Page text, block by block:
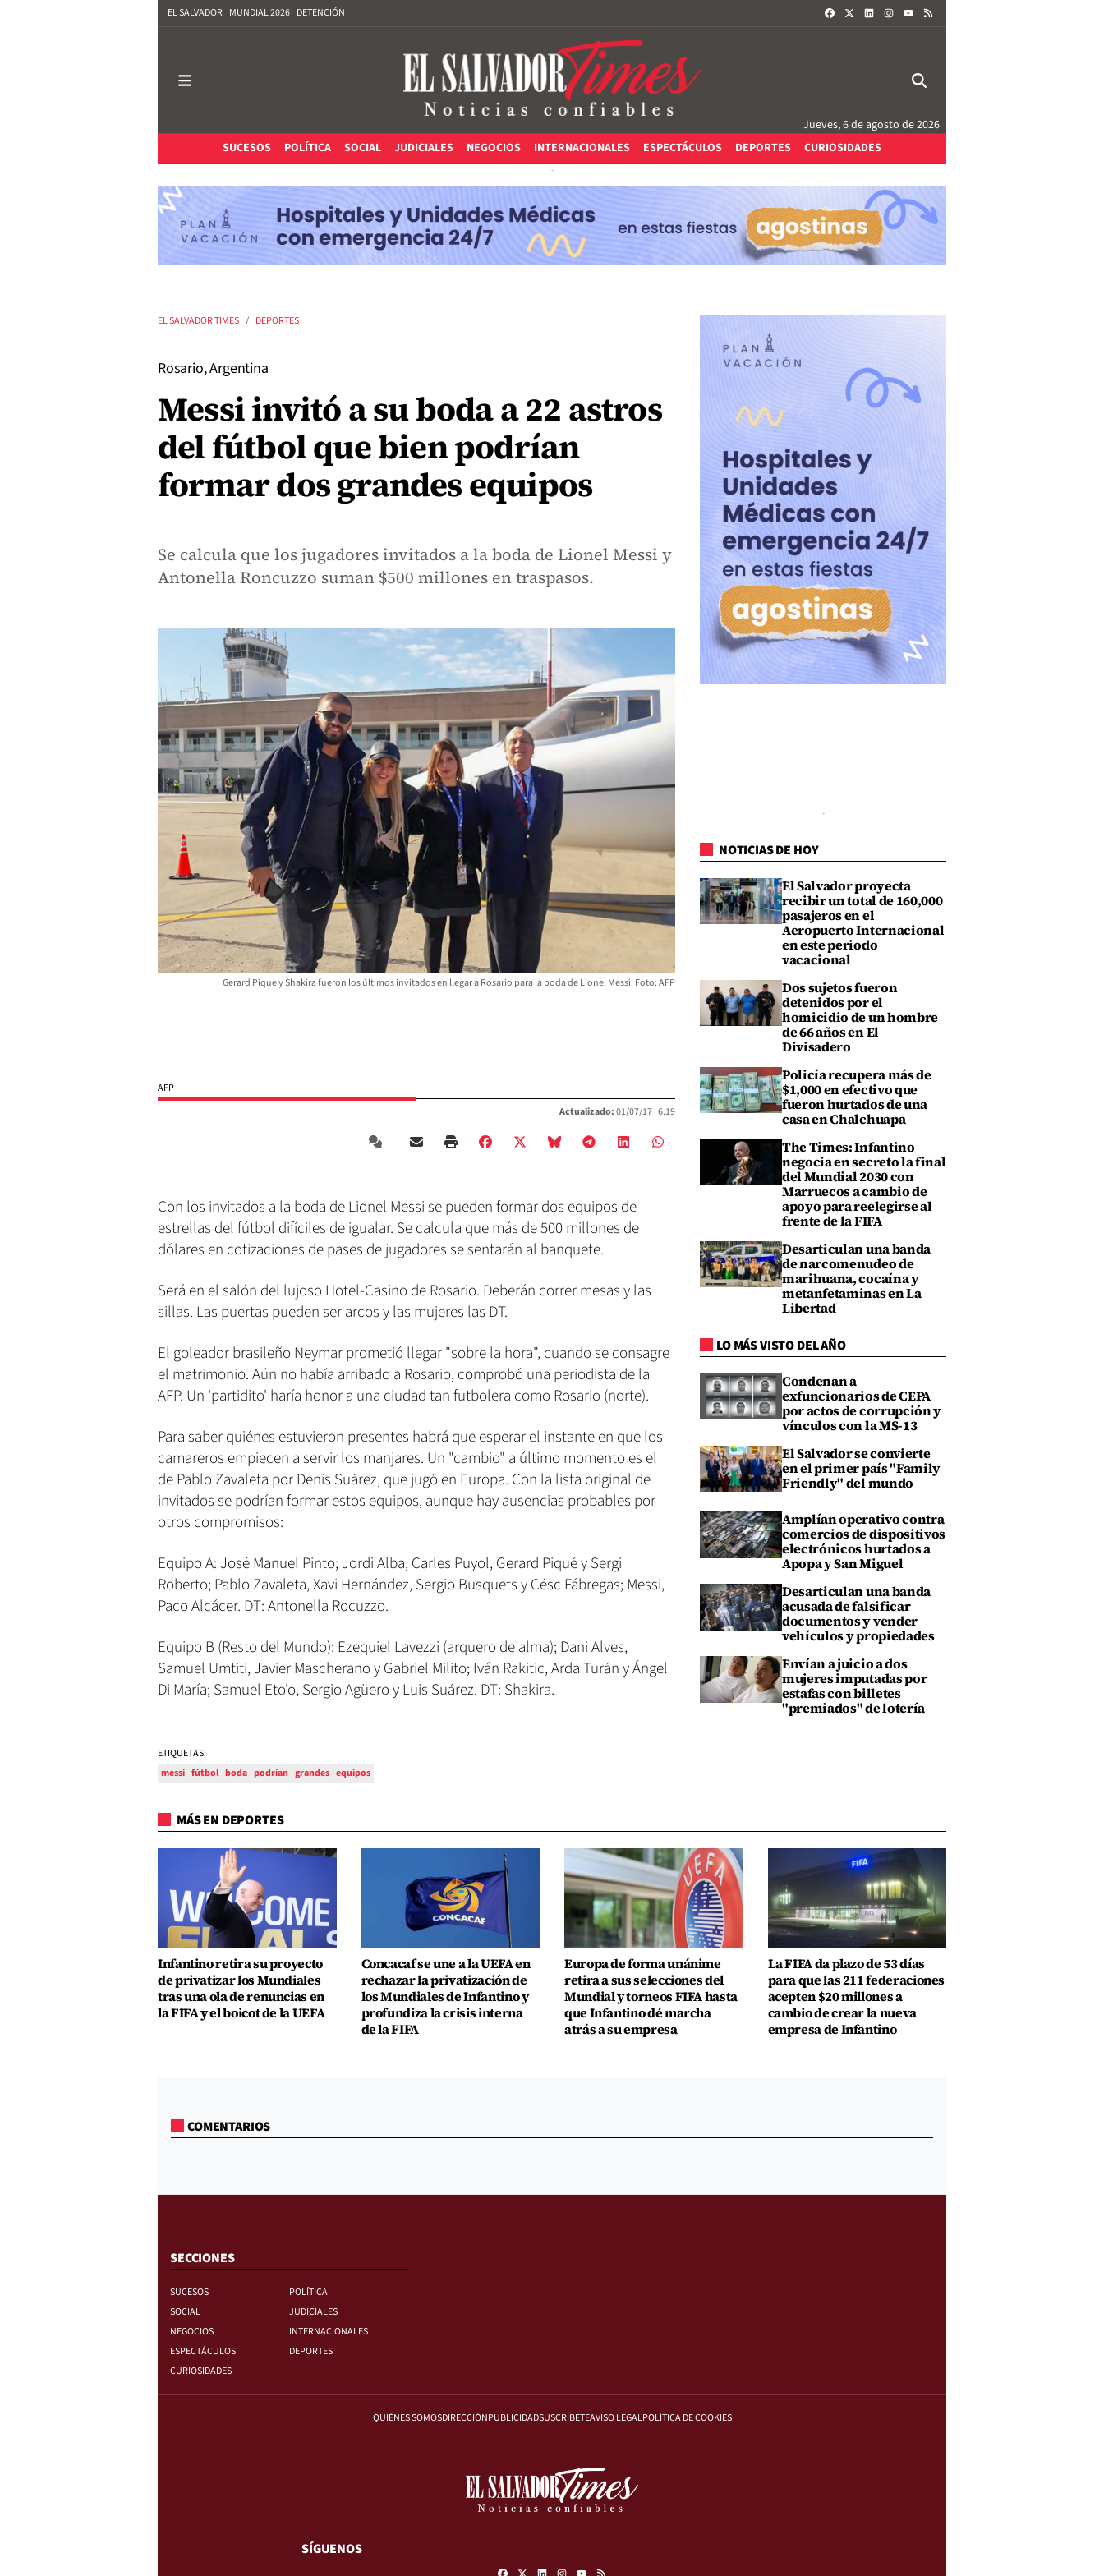
EL SALVADOR MUNDIAL 2026 DETENCIÓN FACEBOOKLINKEDININSTAGRAM
Jueves, 6 de agosto de 2026
SUCESOS
POLÍTICA SOCIAL JUDICIALES NEGOCIOS INTERNACIONALES ESPECTÁCULOS DEPORTES CURIOSIDADES
EL SALVADOR TIMES DEPORTES
Rosario, Argentina
Messi invitó a su boda a 22 astros
del fútbol que bien podrían
formar dos grandes equipos
Se calcula que los jugadores invitados a la boda de Lionel Messi y
Antonella Roncuzzo suman $500 millones en traspasos.
Gerard Pique y Shakira fueron los últimos invitados en llegar a Rosario para la boda de Lionel Messi. Foto: AFP
AFP
Actualizado:01/07/17 |6:19
Con los invitados a la boda de Lionel Messi se pueden formar dos equipos de
estrellas del fútbol difíciles de igualar. Se calcula que más de 500 millones de
dólares en cotizaciones de pases de jugadores se sentarán al banquete.
Será en el salón del lujoso Hotel-Casino de Rosario. Deberán correr mesas y las
sillas. Las puertas pueden ser arcos y las mujeres las DT.
El goleador brasileño Neymar prometió llegar "sobre la hora", cuando se consagre
el matrimonio. Aún no había arribado a Rosario, comprobó una periodista de la
AFP. Un 'partidito' haría honor a una ciudad tan futbolera como Rosario (norte).
Para saber quiénes estuvieron presentes habrá que esperar el instante en que los
camareros empiecen a servir los manjares. Un "cambio" a último momento es el
de Pablo Zavaleta por Denis Suárez, que jugó en Europa. Con la lista original de
invitados se podrían formar estos equipos, aunque hay ausencias probables por
otros compromisos:
Equipo A: José Manuel Pinto; Jordi Alba, Carles Puyol, Gerard Piqué y Sergi
Roberto; Pablo Zavaleta, Xavi Hernández, Sergio Busquets y Césc Fábregas; Messi,
Paco Alcácer. DT: Antonella Rocuzzo.
Equipo B (Resto del Mundo): Ezequiel Lavezzi (arquero de alma); Dani Alves,
Samuel Umtiti, Javier Mascherano y Gabriel Milito; Iván Rakitic, Arda Turán y Ángel
Di María; Samuel Eto'o, Sergio Agüero y Luis Suárez. DT: Shakira.
ETIQUETAS:
messi fútbol boda podrían grandes equipos
NOTICIAS DE HOY
El Salvador proyecta
recibir un total de 160,000
pasajeros en el
Aeropuerto Internacional
en este periodo
vacacional
Dos sujetos fueron
detenidos por el
homicidio de un hombre
de 66 años en El
Divisadero
Policía recupera más de
$1,000 en efectivo que
fueron hurtados de una
casa en Chalchuapa
The Times: Infantino
negocia en secreto la final
del Mundial 2030 con
Marruecos a cambio de
apoyo para reelegirse al
frente de la FIFA
Desarticulan una banda
de narcomenudeo de
marihuana, cocaína y
metanfetaminas en La
Libertad
LO MÁS VISTO DEL AÑO
Condenan a
exfuncionarios de CEPA
por actos de corrupción y
vínculos con la MS-13
El Salvador se convierte
en el primer país "Family
Friendly" del mundo
Amplían operativo contra
comercios de dispositivos
electrónicos hurtados a
Apopa y San Miguel
Desarticulan una banda
acusada de falsificar
documentos y vender
vehículos y propiedades
Envían a juicio a dos
mujeres imputadas por
estafas con billetes
"premiados" de lotería
MÁS EN DEPORTES
Infantino retira su proyecto
de privatizar los Mundiales
tras una ola de renuncias en
la FIFA y el boicot de la UEFA
Concacaf se une a la UEFA en
rechazar la privatización de
los Mundiales de Infantino y
profundiza la crisis interna
de la FIFA
Europa de forma unánime
retira a sus selecciones del
Mundial y torneos FIFA hasta
que Infantino dé marcha
atrás a su empresa
La FIFA da plazo de 53 días
para que las 211 federaciones
acepten $20 millones a
cambio de crear la nueva
empresa de Infantino
COMENTARIOS
SECCIONES
SUCESOS
POLÍTICA
SOCIAL
JUDICIALES
NEGOCIOS
INTERNACIONALES
ESPECTÁCULOS
DEPORTES
CURIOSIDADES
QUIÉNES SOMOSDIRECCIÓNPUBLICIDADSUSCRÍBETEAVISO LEGALPOLÍTICA DE COOKIES
SÍGUENOS
FacebookLinkedinInstagram